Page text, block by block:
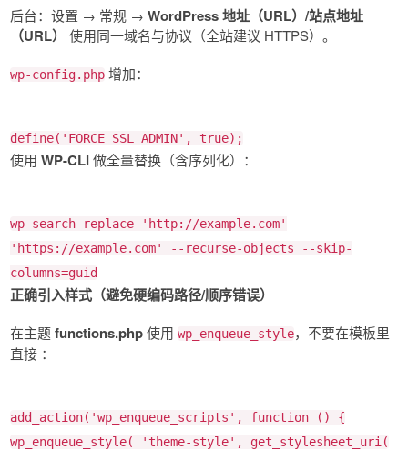
后台：设置 → 常规 → WordPress 地址（URL）/站点地址
（URL）
使用同一域名与协议（全站建议 HTTPS）。
wp-config.php 增加：
define( 'FORCE_SSL_ADMIN' , true);
使用 WP-CLI做全量替换（含序列化）：
wp search-replace
'http://example.com'
'https://example.com'
--recurse-objects --skip-
columns=guid
正确引入样式（避免硬编码路径/顺序错误）
在主题functions.php使用 wp_enqueue_style，不要在模板里
直接 ：
add_action( 'wp_enqueue_scripts' , function () {
wp_enqueue_style( 'theme-style' , get_stylesheet_uri (